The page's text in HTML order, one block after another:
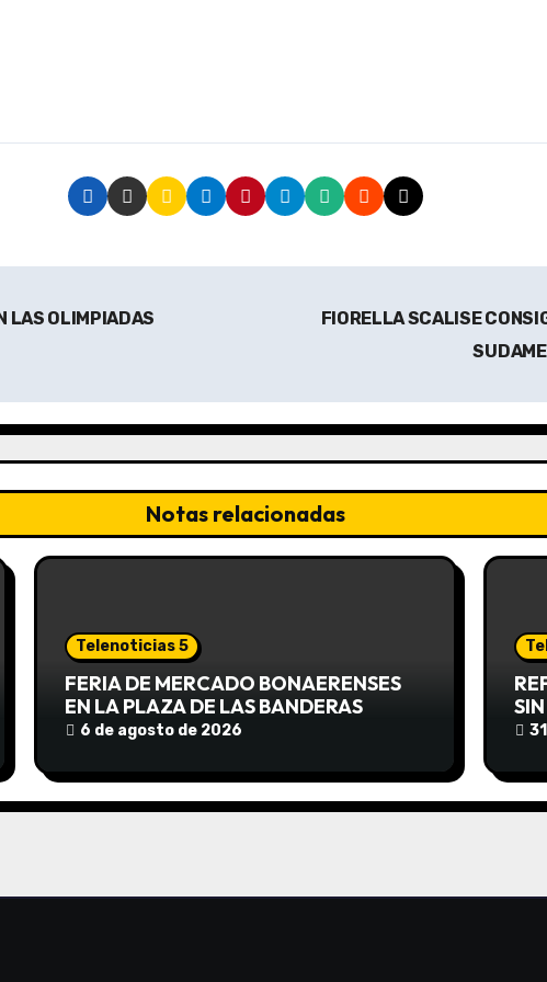
LAS OLIMPIADAS
FIORELLA SCALISE
Notas relacionadas
Telenoticias 5
FERIA DE MERCADO BONAERENSES
EN LA PLAZA DE LAS BANDERAS
6 de agosto de 2026